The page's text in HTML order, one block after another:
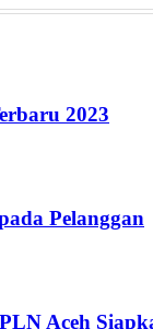
2023
Pelanggan
Aceh